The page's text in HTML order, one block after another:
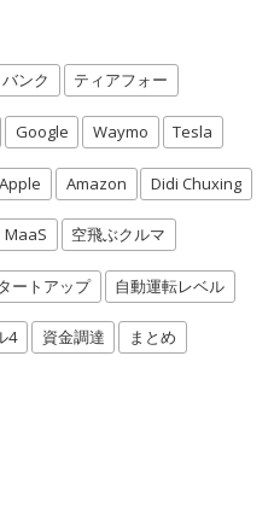
ンク ティアフォー
Google Waymo Tesla
Apple Amazon Didi Chuxing
MaaS 空飛ぶクルマ
ートアップ 自動運転レベル
4 資金調達 まとめ